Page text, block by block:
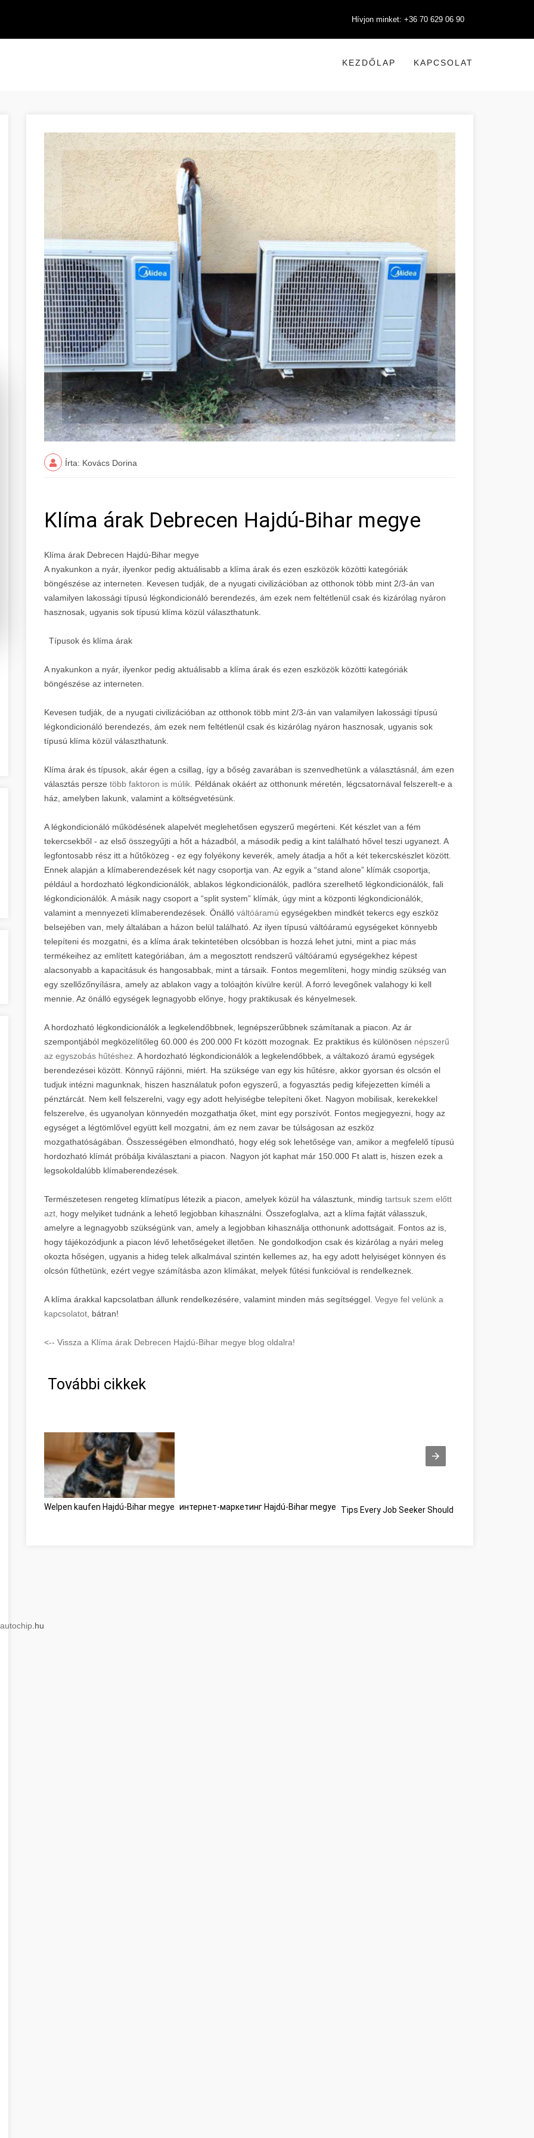
Hívjon minket: +36 70 629 06 90
KEZDŐLAP KAPCSOLAT
.hu
Írta: Kovács Dorina
Klíma árak Debrecen Hajdú-Bihar megye
Klíma árak Debrecen Hajdú-Bihar megye
A nyakunkon a nyár, ilyenkor pedig aktuálisabb a klíma árak és ezen eszközök közötti kategóriák
böngészése az interneten. Kevesen tudják, de a nyugati civilizációban az otthonok több mint 2/3-án van
valamilyen lakossági típusú légkondicionáló berendezés, ám ezek nem feltétlenül csak és kizárólag nyáron
hasznosak, ugyanis sok típusú klíma közül választhatunk.
Típusok és klíma árak
A nyakunkon a nyár, ilyenkor pedig aktuálisabb a klíma árak és ezen eszközök közötti kategóriák
böngészése az interneten.
Kevesen tudják, de a nyugati civilizációban az otthonok több mint 2/3-án van valamilyen lakossági típusú
légkondicionáló berendezés, ám ezek nem feltétlenül csak és kizárólag nyáron hasznosak, ugyanis sok
típusú klíma közül választhatunk.
Klíma árak és típusok, akár égen a csillag, így a bőség zavarában is szenvedhetünk a választásnál, ám ezen
választás persze több faktoron is múlik. Példának okáért az otthonunk méretén, légcsatornával felszerelt-e a
ház, amelyben lakunk, valamint a költségvetésünk.
A légkondicionáló működésének alapelvét meglehetősen egyszerű megérteni. Két készlet van a fém
tekercsekből - az első összegyűjti a hőt a házadból, a második pedig a kint található hővel teszi ugyanezt. A
legfontosabb rész itt a hűtőközeg - ez egy folyékony keverék, amely átadja a hőt a két tekercskészlet között.
Ennek alapján a klímaberendezések két nagy csoportja van. Az egyik a “stand alone” klímák csoportja,
például a hordozható légkondicionálók, ablakos légkondicionálók, padlóra szerelhető légkondicionálók, fali
légkondicionálók. A másik nagy csoport a “split system” klímák, úgy mint a központi légkondicionálók,
valamint a mennyezeti klímaberendezések. Önálló váltóáramú egységekben mindkét tekercs egy eszköz
belsejében van, mely általában a házon belül található. Az ilyen típusú váltóáramú egységeket könnyebb
telepíteni és mozgatni, és a klíma árak tekintetében olcsóbban is hozzá lehet jutni, mint a piac más
termékeihez az említett kategóriában, ám a megosztott rendszerű váltóáramú egységekhez képest
alacsonyabb a kapacitásuk és hangosabbak, mint a társaik. Fontos megemlíteni, hogy mindig szükség van
egy szellőzőnyílásra, amely az ablakon vagy a tolóajtón kívülre kerül. A forró levegőnek valahogy ki kell
mennie. Az önálló egységek legnagyobb előnye, hogy praktikusak és kényelmesek.
A hordozható légkondicionálók a legkelendőbbnek, legnépszerűbbnek számítanak a piacon. Az ár
szempontjából megközelítőleg 60.000 és 200.000 Ft között mozognak. Ez praktikus és különösen népszerű
az egyszobás hűtéshez. A hordozható légkondicionálók a legkelendőbbek, a váltakozó áramú egységek
berendezései között. Könnyű rájönni, miért. Ha szüksége van egy kis hűtésre, akkor gyorsan és olcsón el
tudjuk intézni magunknak, hiszen használatuk pofon egyszerű, a fogyasztás pedig kifejezetten kíméli a
pénztárcát. Nem kell felszerelni, vagy egy adott helyiségbe telepíteni őket. Nagyon mobilisak, kerekekkel
felszerelve, és ugyanolyan könnyedén mozgathatja őket, mint egy porszívót. Fontos megjegyezni, hogy az
egységet a légtömlővel együtt kell mozgatni, ám ez nem zavar be túlságosan az eszköz
mozgathatóságában. Összességében elmondható, hogy elég sok lehetősége van, amikor a megfelelő típusú
hordozható klímát próbálja kiválasztani a piacon. Nagyon jót kaphat már 150.000 Ft alatt is, hiszen ezek a
legsokoldalúbb klímaberendezések.
Természetesen rengeteg klímatípus létezik a piacon, amelyek közül ha választunk, mindig tartsuk szem előtt
azt, hogy melyiket tudnánk a lehető legjobban kihasználni. Összefoglalva, azt a klíma fajtát válasszuk,
amelyre a legnagyobb szükségünk van, amely a legjobban kihasználja otthonunk adottságait. Fontos az is,
hogy tájékozódjunk a piacon lévő lehetőségeket illetően. Ne gondolkodjon csak és kizárólag a nyári meleg
okozta hőségen, ugyanis a hideg telek alkalmával szintén kellemes az, ha egy adott helyiséget könnyen és
olcsón fűthetünk, ezért vegye számításba azon klímákat, melyek fűtési funkcióval is rendelkeznek.
A klíma árakkal kapcsolatban állunk rendelkezésére, valamint minden más segítséggel. Vegye fel velünk a
kapcsolatot, bátran!
<-- Vissza a Klíma árak Debrecen Hajdú-Bihar megye blog oldalra!
További cikkek
Welpen kaufen Hajdú-Bihar megye интернет-маркетинг Hajdú-Bihar megye Tips Every Job Seeker Should Know Hajdú-Bihar